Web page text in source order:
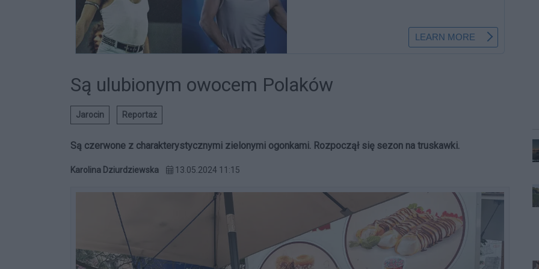
Są ulubionym owocem Polaków
Jarocin Reportaż
Są czerwone z charakterystycznymi zielonymi ogonkami. Rozpoczął się sezon na truskawki.
Karolina Dziurdziewska 13.05.2024 11:15